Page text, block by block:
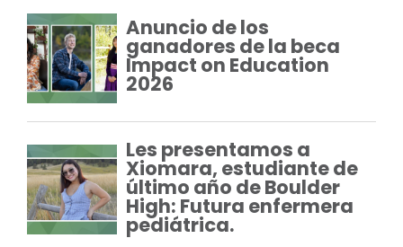
Anuncio de los
ganadores de la beca
Impact on Education
2026
Les presentamos a
Xiomara, estudiante de
último año de Boulder
High: Futura enfermera
pediátrica.